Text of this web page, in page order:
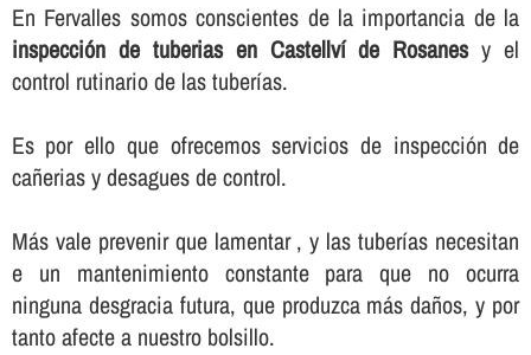
En Fervalles somos conscientes de la importancia de la
inspección de tuberias en Castellví de Rosanesy el
control rutinario de las tuberí­as.
Es por ello que ofrecemos servicios de inspección de
cañerias y desagues de control.
Más vale prevenir que lamentar , y las tuberí­as necesitan
e un mantenimiento constante para que no ocurra
ninguna desgracia futura, que produzca más daños, y por
tanto afecte a nuestro bolsillo.